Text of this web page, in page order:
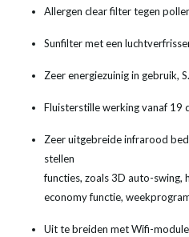
Allergen clear filter tegen
Sunfilter met een
Zeer energiezuinig in gebruik,
Fluisterstille werking vanaf 19
Zeer uitgebreide infrarood
stellen
functies, zoals 3D auto-swing,
economy functie,
Uit te breiden met Wifi-